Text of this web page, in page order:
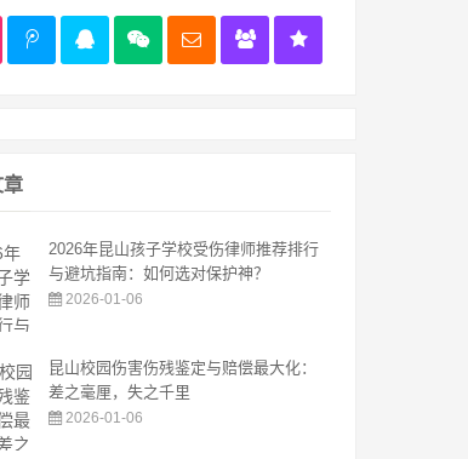
章
2026年昆山孩子学校受伤律师推荐排行
与避坑指南：如何选对保护神？
2026-01-06
昆山校园伤害伤残鉴定与赔偿最大化：
差之毫厘，失之千里
2026-01-06